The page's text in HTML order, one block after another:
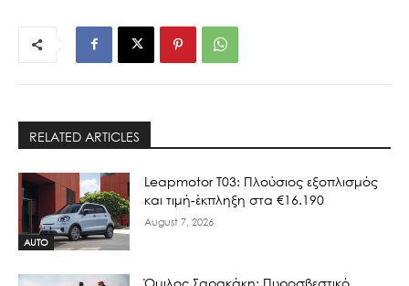
RELATED ARTICLES
AUTO
Leapmotor T03: Πλούσιος εξοπλισμός
και τιμή-έκπληξη στα €16.190
August 7, 2026